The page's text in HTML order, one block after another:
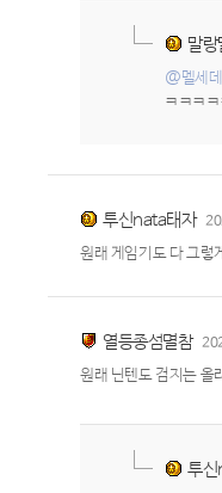
말랑
@멜세
ㅋㅋㅋ
투신nata태자
원래 게임기도 다 그렇
열등종섬멸참
원래 닌텐도 검지는 올
투